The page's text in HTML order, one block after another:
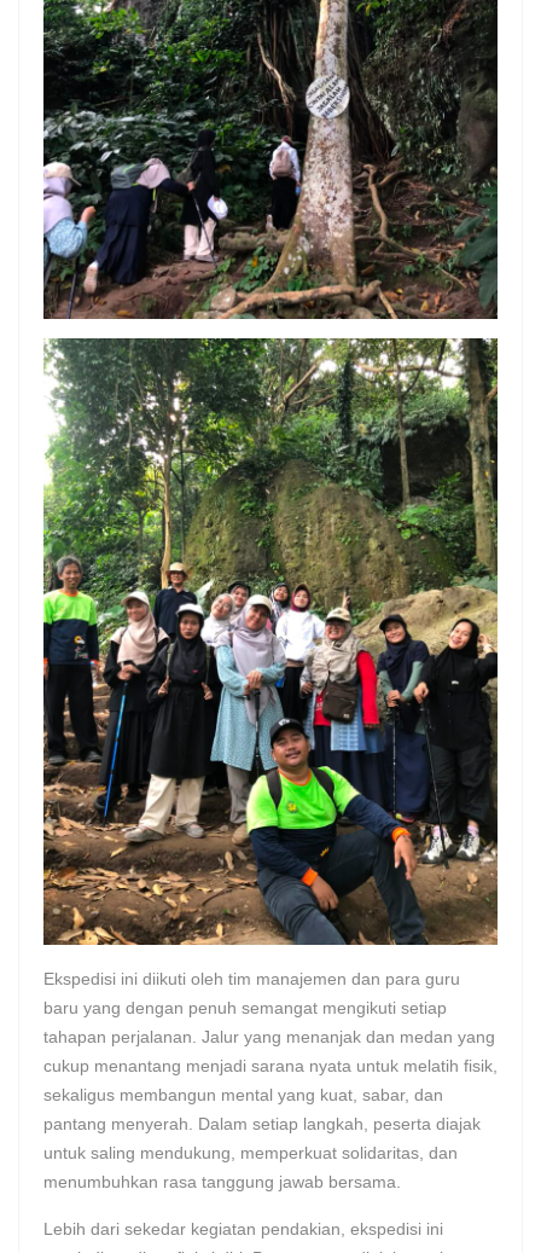
Ekspedisi ini diikuti oleh tim manajemen dan para guru
baru yang dengan penuh semangat mengikuti setiap
tahapan perjalanan. Jalur yang menanjak dan medan yang
cukup menantang menjadi sarana nyata untuk melatih fisik,
sekaligus membangun mental yang kuat, sabar, dan
pantang menyerah. Dalam setiap langkah, peserta diajak
untuk saling mendukung, memperkuat solidaritas, dan
menumbuhkan rasa tanggung jawab bersama.
Lebih dari sekedar kegiatan pendakian, ekspedisi ini